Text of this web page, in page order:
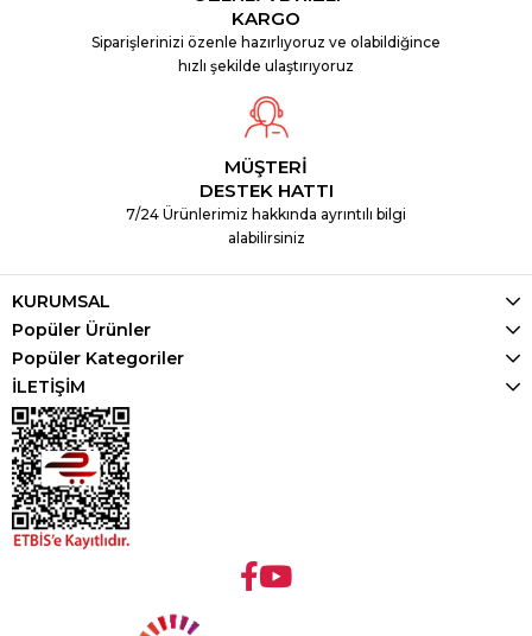
KARGO
Siparişlerinizi özenle hazırlıyoruz ve olabildiğince
hızlı şekilde ulaştırıyoruz
MÜŞTERİ
DESTEK HATTI
7/24 Ürünlerimiz hakkında ayrıntılı bilgi
alabilirsiniz
KURUMSAL
Popüler Ürünler
Popüler Kategoriler
İLETİŞİM